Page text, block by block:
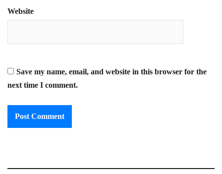
Website
Save my name, email, and website in this browser for the
next time I comment.